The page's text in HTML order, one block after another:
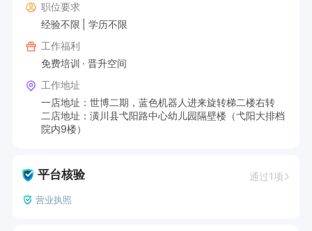
职位要求
经验不限
学历不限
工作福利
免费培训
晋升空间
工作地址
一店地址：世博二期，蓝色机器人进来旋转梯二楼右转
二店地址：潢川县弋阳路中心幼儿园隔壁楼（弋阳大排档
院内9楼）
平台核验 通过1项
营业执照